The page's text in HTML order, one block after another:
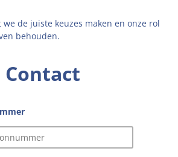
we de juiste keuzes maken en onze rol
behouden.
Contact